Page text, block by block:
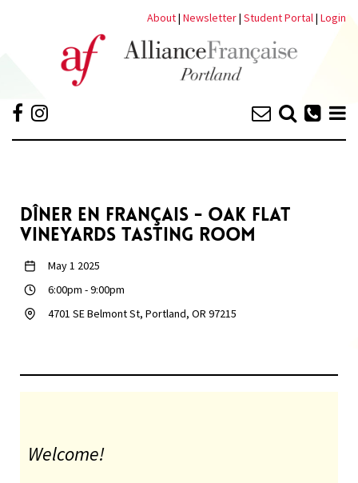
About| Newsletter| Student Portal| Login
DÎNER EN FRANÇAIS - OAK FLAT
VINEYARDS TASTING ROOM
May 1 2025
6:00pm -9:00pm
4701 SE Belmont St, Portland, OR 97215
Welcome!